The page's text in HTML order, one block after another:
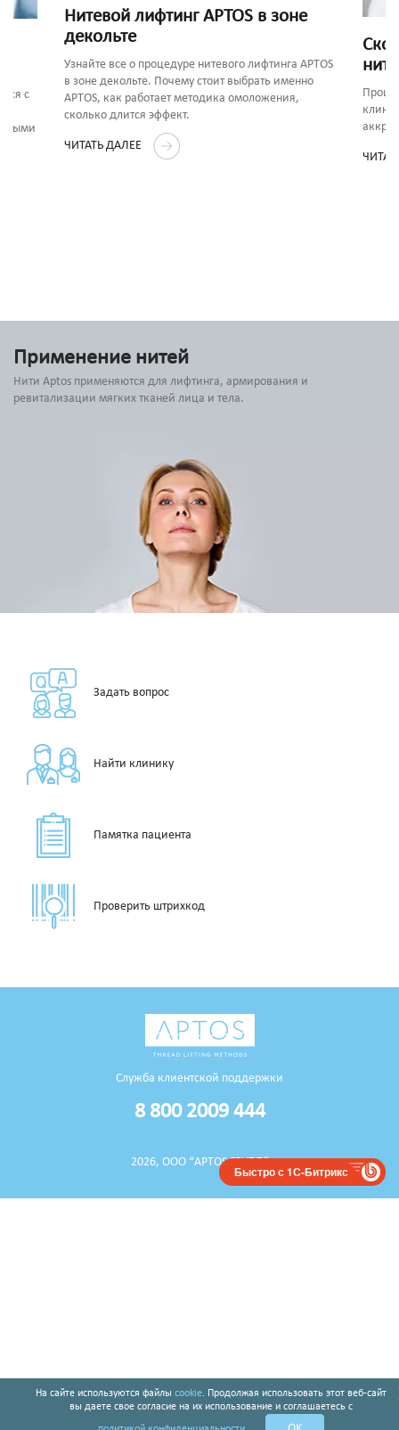
с
Нитевой лифтинг APTOS в зоне
декольте
Узнайте все о процедуре нитевого лифтинга APTOS
в зоне декольте. Почему стоит выбрать именно
APTOS, как работает методика омоложения,
сколько длится эффект.
ЧИТАТЬ ДАЛЕЕ
Применение нитей
Нити Aptos применяются для лифтинга, армирования и
ревитализации мягких тканей лица и тела.
Задать вопрос
Найти клинику
Памятка пациента
Проверить штрихкод
Служба клиентской поддержки
8 800 2009 444
2026, ООО “APTOS ГРУПП”
На сайте используются файлы cookie. Продолжая использовать этот веб-сайт
вы даете свое согласие на их использование и соглашаетесь с
Быстро с 1С-Битрикс